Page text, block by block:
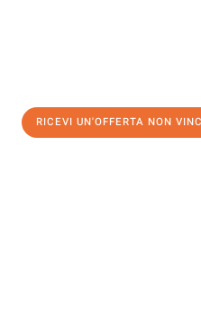
RICEVI UN'OFFERTA NON